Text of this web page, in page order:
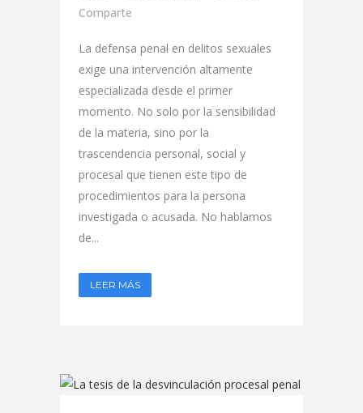
Comparte
La defensa penal en delitos sexuales
exige una intervención altamente
especializada desde el primer
momento. No solo por la sensibilidad
de la materia, sino por la
trascendencia personal, social y
procesal que tienen este tipo de
procedimientos para la persona
investigada o acusada. No hablamos
de...
LEER MÁS